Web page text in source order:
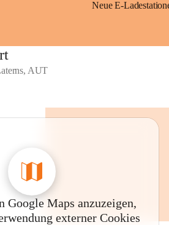
AUT
Google Maps anzuzeigen,
externer Cookies